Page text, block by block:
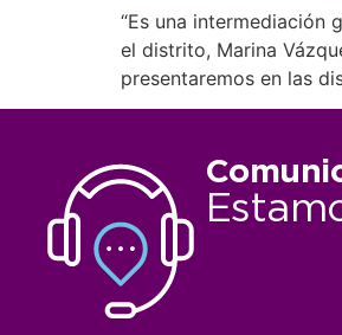
“Es una intermediación
el distrito, Marina
presentaremos en las